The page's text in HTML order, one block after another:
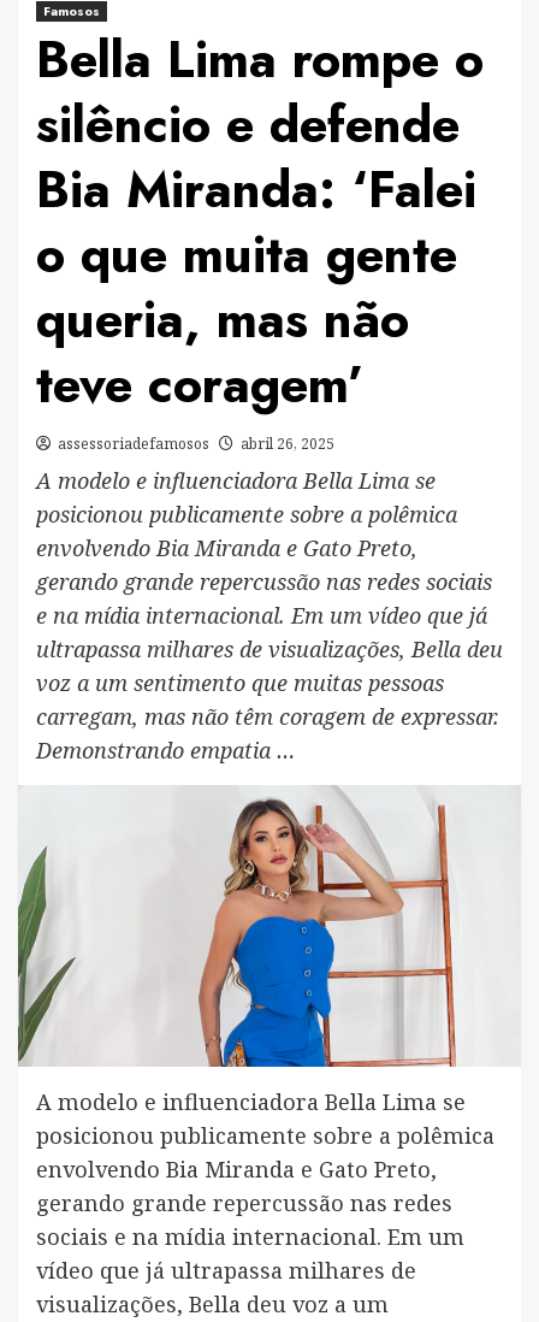
Famosos
Bella Lima rompe o
silêncio e defende
Bia Miranda: ‘Falei
o que muita gente
queria, mas não
teve coragem’
assessoriadefamosos abril 26, 2025
A modelo e influenciadora Bella Lima se
posicionou publicamente sobre a polêmica
envolvendo Bia Miranda e Gato Preto,
gerando grande repercussão nas redes sociais
e na mídia internacional. Em um vídeo que já
ultrapassa milhares de visualizações, Bella deu
voz a um sentimento que muitas pessoas
carregam, mas não têm coragem de expressar.
Demonstrando empatia …
A modelo e influenciadora Bella Lima se
posicionou publicamente sobre a polêmica
envolvendo Bia Miranda e Gato Preto,
gerando grande repercussão nas redes
sociais e na mídia internacional. Em um
vídeo que já ultrapassa milhares de
visualizações, Bella deu voz a um